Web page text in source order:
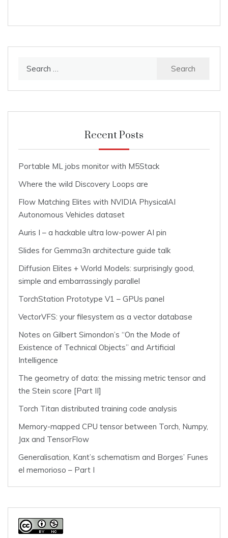
Recent Posts
Portable ML jobs monitor with M5Stack
Where the wild Discovery Loops are
Flow Matching Elites with NVIDIA PhysicalAI
Autonomous Vehicles dataset
Auris I – a hackable ultra low-power AI pin
Slides for Gemma3n architecture guide talk
Diffusion Elites + World Models: surprisingly good,
simple and embarrassingly parallel
TorchStation Prototype V1 – GPUs panel
VectorVFS: your filesystem as a vector database
Notes on Gilbert Simondon’s “On the Mode of
Existence of Technical Objects” and Artificial
Intelligence
The geometry of data: the missing metric tensor and
the Stein score [Part II]
Torch Titan distributed training code analysis
Memory-mapped CPU tensor between Torch, Numpy,
Jax and TensorFlow
Generalisation, Kant’s schematism and Borges’ Funes
el memorioso – Part I